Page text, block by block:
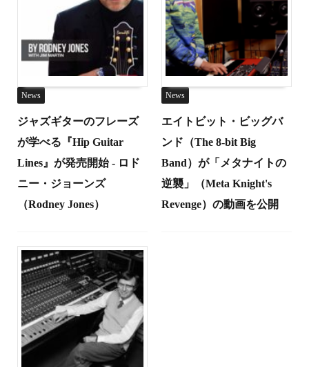
News
ジャズギターのフレーズ
が学べる『Hip Guitar
Lines』が発売開始 - ロド
ニー・ジョーンズ
（Rodney Jones）
News
エイトビット・ビッグバ
ンド（The 8-bit Big
Band）が「メタナイトの
逆襲」（Meta Knight's
Revenge）の動画を公開